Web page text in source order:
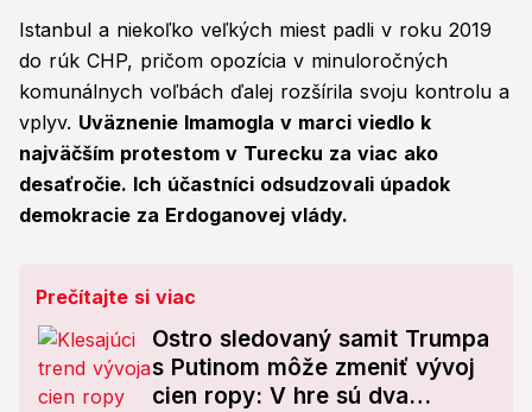
Istanbul a niekoľko veľkých miest padli v roku 2019
do rúk CHP, pričom opozícia v minuloročných
komunálnych voľbách ďalej rozšírila svoju kontrolu a
vplyv. Uväznenie Imamogla v marci viedlo k
najväčším protestom v Turecku za viac ako
desaťročie. Ich účastníci odsudzovali úpadok
demokracie za Erdoganovej vlády.
Prečítajte si viac
Ostro sledovaný samit Trumpa
s Putinom môže zmeniť vývoj
cien ropy: V hre sú dva